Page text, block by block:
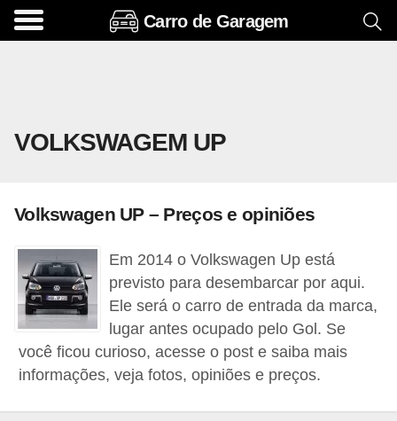
Carro de Garagem
VOLKSWAGEM UP
Volkswagen UP – Preços e opiniões
Em 2014 o Volkswagen Up está
previsto para desembarcar por aqui.
Ele será o carro de entrada da marca,
lugar antes ocupado pelo Gol. Se
você ficou curioso, acesse o post e saiba mais
informações, veja fotos, opiniões e preços.
A
s
i
o
s
e
o
p
c
i